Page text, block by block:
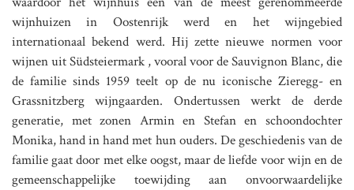
wijnhuizen in Oostenrijk werd en het wijngebied
internationaal bekend werd. Hij zette nieuwe normen voor
wijnen uit Südsteiermark , vooral voor de Sauvignon Blanc, die
de familie sinds 1959 teelt op de nu iconische Zieregg- en
Grassnitzberg wijngaarden. Ondertussen werkt de derde
generatie, met zonen Armin en Stefan en schoondochter
Monika, hand in hand met hun ouders. De geschiedenis van de
familie gaat door met elke oogst, maar de liefde voor wijn en de
gemeenschappelijke toewijding aan onvoorwaardelijke